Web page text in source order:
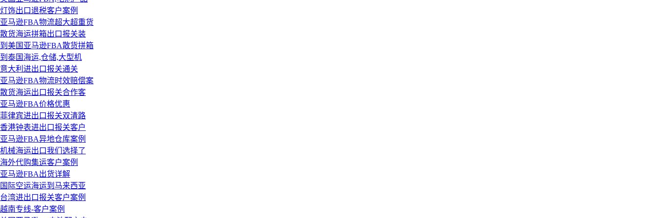
灯饰出口退税客户案例
亚马逊FBA物流超大超重货
散货海运拼箱出口报关装
到美国亚马逊FBA散货拼箱
到泰国海运,仓储,大型机
意大利进出口报关通关
亚马逊FBA物流时效赔偿案
散货海运出口报关合作客
亚马逊FBA价格优惠
菲律宾进出口报关双清路
香港钟表进出口报关客户
亚马逊FBA异地仓库案例
机械海运出口我们选择了
海外代购集运客户案例
亚马逊FBA出货详解
国际空运海运到马来西亚
台湾进出口报关客户案例
越南专线-客户案例